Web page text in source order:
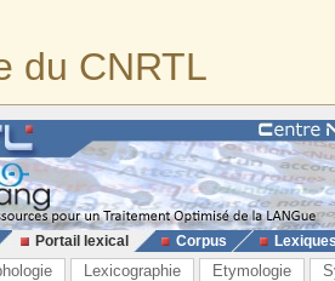
du CNRTL
Portail lexical Corpus
Lexicographie Etymologie